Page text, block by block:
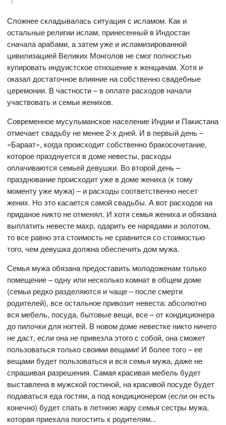
Сложнее складывалась ситуация с исламом. Как и
остальные религии ислам, принесенный в Индостан
сначала арабами, а затем уже и исламизированной
цивилизацией Великих Монголов не смог полностью
купировать индуистское отношение к женщинам. Хотя и
оказал достаточное влияние на собственно свадебные
церемонии. В частности – в оплате расходов начали
участвовать и семьи женихов.
Современное мусульманское население Индии и Пакистана
отмечает свадьбу не менее 2-х дней. И в первый день –
«Бараат», когда происходит собственно бракосочетание,
которое празднуется в доме невесты, расходы
оплачиваются семьей девушки. Во второй день –
празднование происходит уже в доме жениха (к тому
моменту уже мужа) – и расходы соответственно несет
жених. Но это касается самой свадьбы. А вот расходов на
приданое никто не отменял. И хотя семья жениха и обязана
выплатить невесте махр, одарить ее нарядами и золотом,
то все равно эта стоимость не сравнится со стоимостью
того, чем девушка должна обеспечить дом мужа.
Семья мужа обязана предоставить молодоженам только
помещение – одну или несколько комнат в общем доме
(семьи редко разделяются и чаще – после смерти
родителей), все остальное привозит невеста: абсолютно
вся мебель, посуда, бытовые вещи, все – от кондиционера
до пилочки для ногтей. В новом доме невестке никто ничего
не даст, если она не привезла этого с собой, она сможет
пользоваться только своими вещами! И более того – ее
вещами будет пользоваться и вся семья мужа, даже не
спрашивая разрешения. Самая красивая мебель будет
выставлена в мужской гостиной, на красивой посуде будет
подаваться еда гостям, а под кондиционером (если он есть
конечно) будет спать в летнюю жару семья сестры мужа,
которая приехала погостить к родителям...